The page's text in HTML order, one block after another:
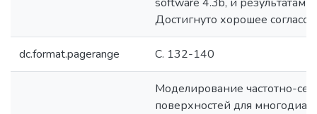
Достигнуто хорошее
dc.format.pagerange С. 132-140
Моделирование частотно-
поверхностей для